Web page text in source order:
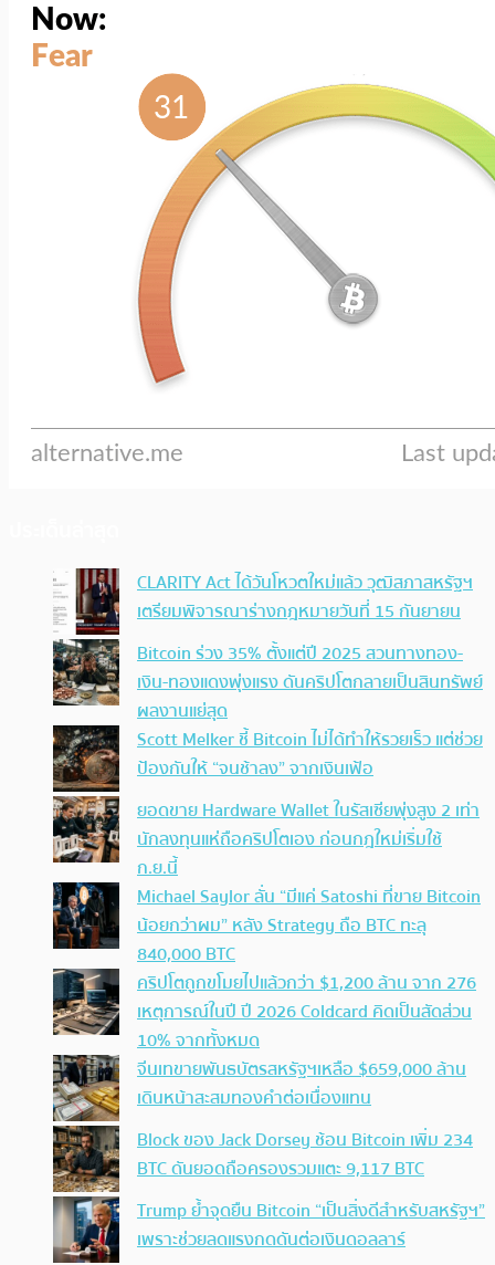
CLARITY Act ได้วันโหวตใหม่แล้ว วุฒิสภาสหรัฐฯ
เตรียมพิจารณาร่างกฎหมายวันที่ 15 กันยายน
Bitcoin ร่วง 35% ตั้งแต่ปี 2025 สวนทางทอง-
เงิน-ทองแดงพุ่งแรง ดันคริปโตกลายเป็นสินทรัพย์
ผลงานแย่สุด
Scott Melker ชี้ Bitcoin ไม่ได้ทำให้รวยเร็ว แต่ช่วย
ป้องกันให้ “จนช้าลง” จากเงินเฟ้อ
ยอดขาย Hardware Wallet ในรัสเซียพุ่งสูง 2 เท่า
นักลงทุนแห่ถือคริปโตเอง ก่อนกฎใหม่เริ่มใช้
ก.ย.นี้
Michael Saylor ลั่น “มีแค่ Satoshi ที่ขาย Bitcoin
น้อยกว่าผม” หลัง Strategy ถือ BTC ทะลุ
840,000 BTC
คริปโตถูกขโมยไปแล้วกว่า $1,200 ล้าน จาก 276
เหตุการณ์ในปี ปี 2026 Coldcard คิดเป็นสัดส่วน
10% จากทั้งหมด
จีนเทขายพันธบัตรสหรัฐฯเหลือ $659,000 ล้าน
เดินหน้าสะสมทองคำต่อเนื่องแทน
Block ของ Jack Dorsey ช้อน Bitcoin เพิ่ม 234
BTC ดันยอดถือครองรวมแตะ 9,117 BTC
Trump ย้ำจุดยืน Bitcoin “เป็นสิ่งดีสำหรับสหรัฐฯ”
เพราะช่วยลดแรงกดดันต่อเงินดอลลาร์